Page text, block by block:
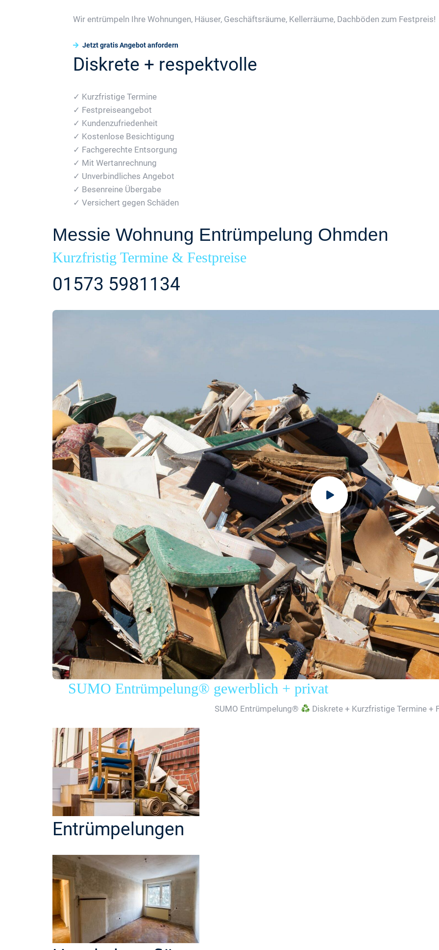
Wir entrümpeln Ihre Wohnungen, Häuser, Geschäftsräume, Kellerräume, Dachböden zum Festpreis!
Jetzt gratis Angebot anfordern
Diskrete + respektvolle
✓ Kurzfristige Termine
✓ Festpreiseangebot
✓ Kundenzufriedenheit
✓ Kostenlose Besichtigung
✓ Fachgerechte Entsorgung
✓ Mit Wertanrechnung
✓ Unverbindliches Angebot
✓ Besenreine Übergabe
✓ Versichert gegen Schäden
Messie Wohnung Entrümpelung Ohmden
Kurzfristig Termine & Festpreise
01573 5981134
SUMO Entrümpelung® gewerblich + privat
SUMO Entrümpelung® Diskrete + Kurzfristige Termine +
Entrümpelungen